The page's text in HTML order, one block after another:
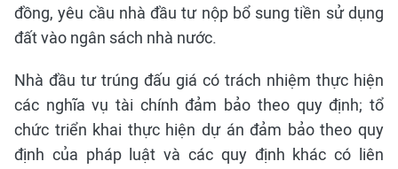
đồng, yêu cầu nhà đầu tư nộp bổ sung tiền sử dụng
đất vào ngân sách nhà nước.
Nhà đầu tư trúng đấu giá có trách nhiệm thực hiện
các nghĩa vụ tài chính đảm bảo theo quy định; tổ
chức triển khai thực hiện dự án đảm bảo theo quy
định của pháp luật và các quy định khác có liên